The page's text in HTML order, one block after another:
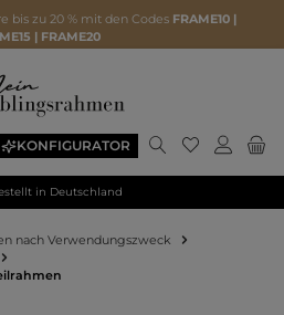
bis zu 20 % mit den Codes FRAME10 |
| FRAME20
KONFIGURATOR
in Deutschland
nach Verwendungszweck